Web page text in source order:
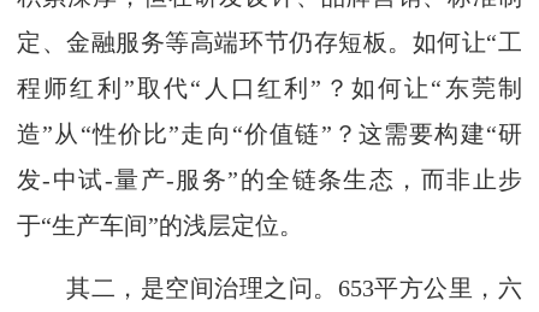
定、金融服务等高端环节仍存短板。如何让“工
程师红利”取代“人口红利”？如何让“东莞制
造”从“性价比”走向“价值链”？这需要构建“研
发-中试-量产-服务”的全链条生态，而非止步
于“生产车间”的浅层定位。
其二，是空间治理之问。653平方公里，六